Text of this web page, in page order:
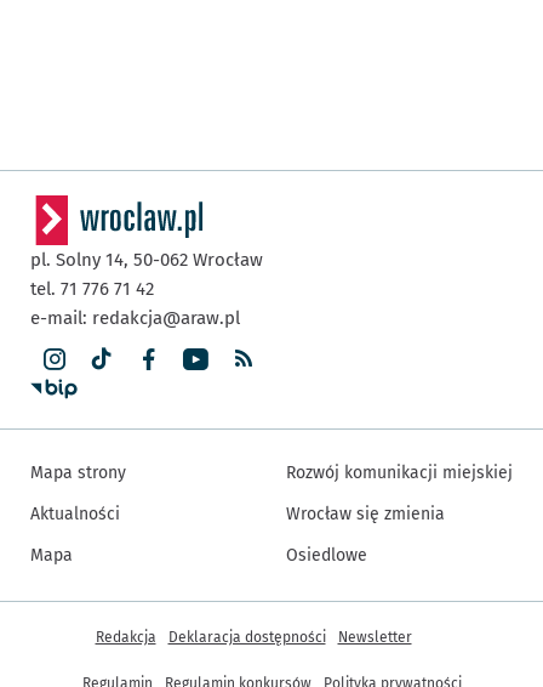
pl. Solny 14, 50-062 Wrocław
tel. 71 776 71 42
e-mail: redakcja@araw.pl
Mapa strony
Aktualności
Mapa
Rozwój komunikacji miejskiej
Wrocław się zmienia
Osiedlowe
Inne informacje
Redakcja Deklaracja dostępności Newsletter
Regulamin Regulamin konkursów Polityka prywatności